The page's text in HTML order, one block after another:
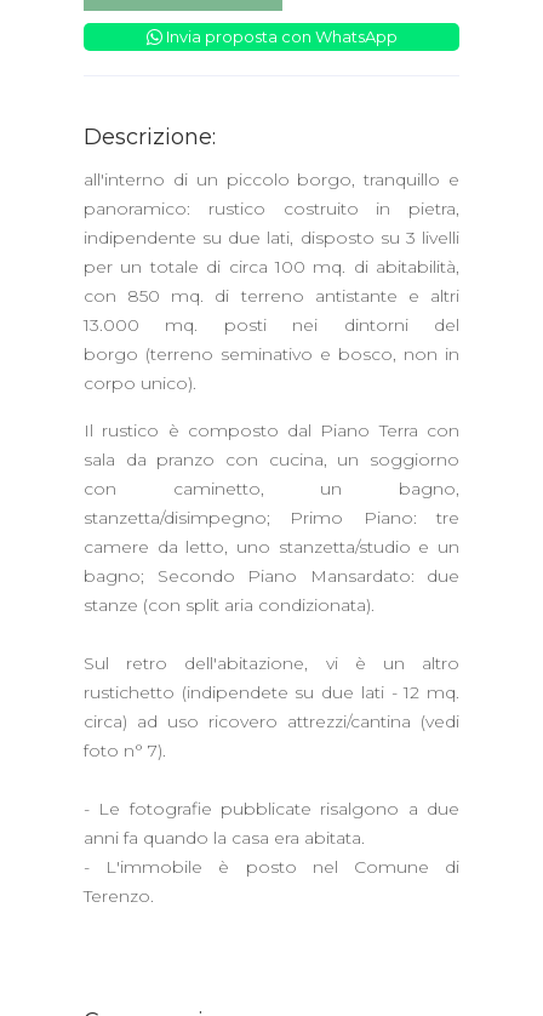
Invia proposta con WhatsApp
Descrizione:
all'interno di un piccolo borgo, tranquillo e
panoramico: rustico costruito in pietra,
indipendente su due lati, disposto su 3 livelli
per un totale di circa 100 mq. di abitabilità,
con 850 mq. di terreno antistante e altri
13.000 mq. posti nei dintorni del
borgo (terreno seminativo e bosco, non in
corpo unico).
Il rustico è composto dal Piano Terra con
sala da pranzo con cucina, un soggiorno
con caminetto, un bagno,
stanzetta/disimpegno; Primo Piano: tre
camere da letto, uno stanzetta/studio e un
bagno; Secondo Piano Mansardato: due
stanze (con split aria condizionata).
Sul retro dell'abitazione, vi è un altro
rustichetto (indipendete su due lati - 12 mq.
circa) ad uso ricovero attrezzi/cantina (vedi
foto n° 7).
- Le fotografie pubblicate risalgono a due
anni fa quando la casa era abitata.
- L'immobile è posto nel Comune di
Terenzo.